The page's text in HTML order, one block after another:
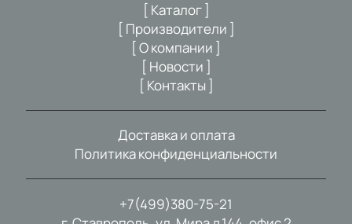
+7(499)380-75-21
[ Каталог ]
[ Производители ]
[ О компании ]
[ Новости ]
[ Контакты ]
Доставка и оплата
Политика конфиденциальности